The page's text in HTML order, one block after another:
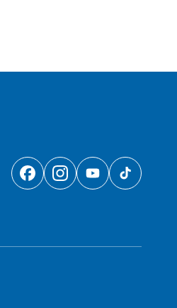
FacebookInstagram
YouTubeTikTok